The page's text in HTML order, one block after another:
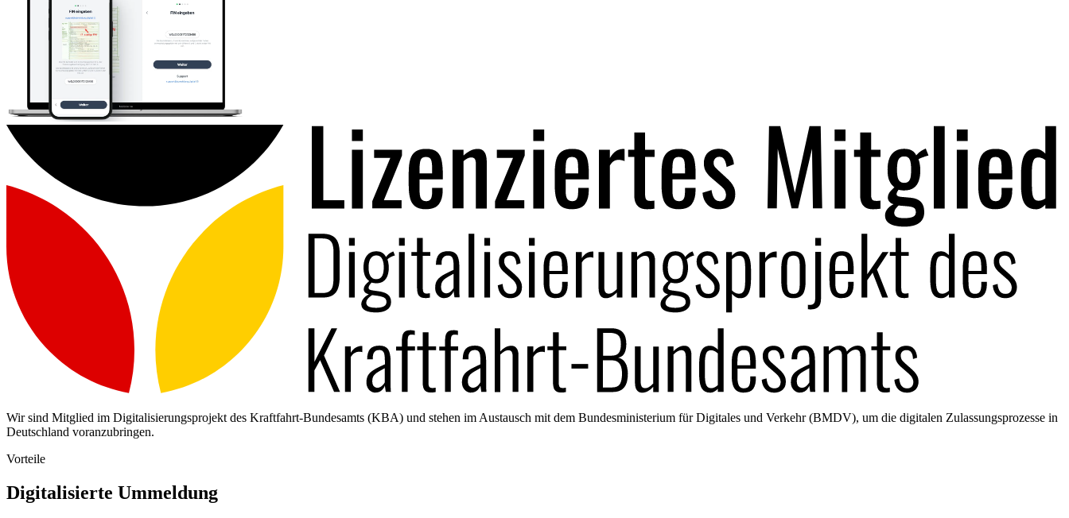
Wir sind Mitglied im Digitalisierungsprojekt des Kraftfahrt-Bundesamts (KBA) und stehen im Austausch mit dem Bundesministerium für Digitales und Verkehr (BMDV), um die digitalen Zulassungsprozesse in
Deutschland voranzubringen.
Vorteile
Digitalisierte Ummeldung